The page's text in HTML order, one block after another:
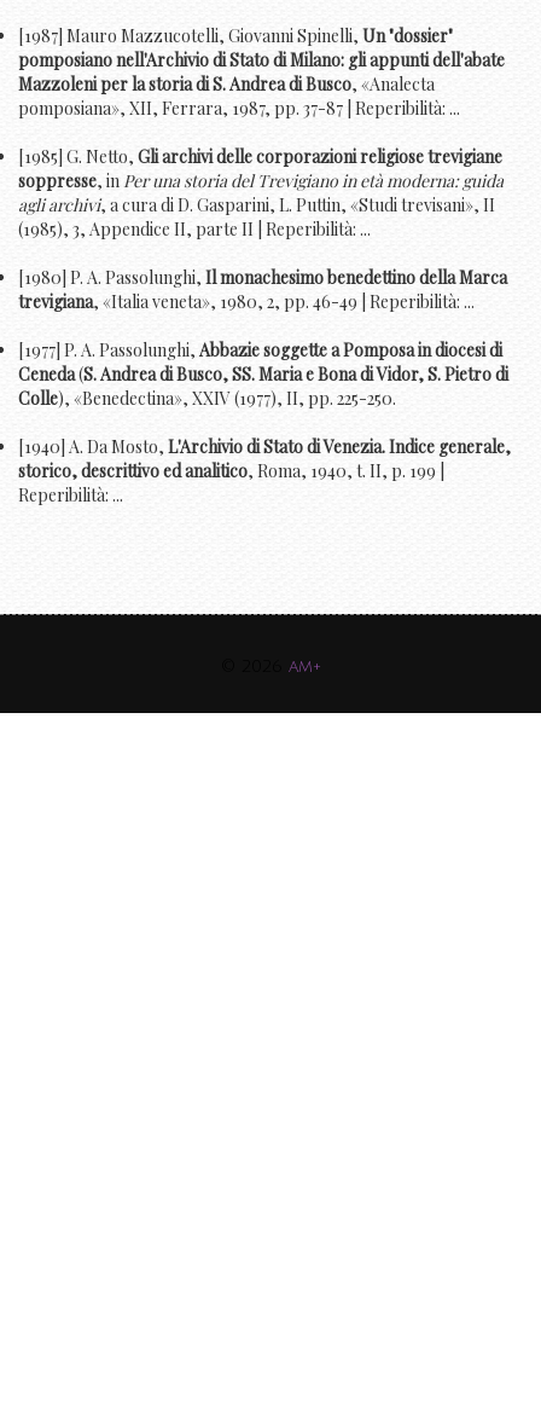
[1987] Mauro Mazzucotelli, Giovanni Spinelli, Un "dossier"
pomposiano nell'Archivio di Stato di Milano: gli appunti dell'abate
Mazzoleni per la storia di S. Andrea di Busco, «Analecta
pomposiana», XII, Ferrara, 1987, pp. 37-87 | Reperibilità: ...
[1985] G. Netto, Gli archivi delle corporazioni religiose trevigiane
soppresse, inPer una storia del Trevigiano in età moderna: guida
agli archivi, a cura di D. Gasparini, L. Puttin, «Studi trevisani», II
(1985), 3, Appendice II, parte II | Reperibilità: ...
[1980] P. A. Passolunghi, Il monachesimo benedettino della Marca
trevigiana, «Italia veneta», 1980, 2, pp. 46-49 | Reperibilità: ...
[1977] P. A. Passolunghi, Abbazie soggette a Pomposa in diocesi di
Ceneda(S. Andrea di Busco, SS. Maria e Bona di Vidor, S. Pietro di
Colle), «Benedectina», XXIV (1977), II, pp. 225-250.
[1940] A. Da Mosto, L'Archivio di Stato di Venezia. Indice generale,
storico, descrittivo ed analitico, Roma, 1940, t. II, p. 199 |
Reperibilità: ...
am+